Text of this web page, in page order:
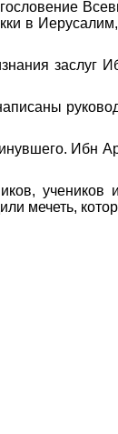
в
заслуг
Ибн
учеников
мечеть,